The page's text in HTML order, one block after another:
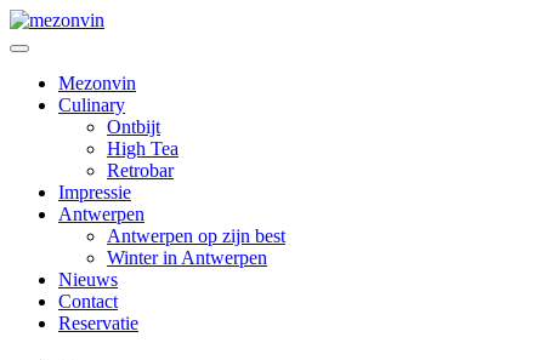
Skip
to
Mezonvin
Culinary
Ontbijt
High Tea
Retrobar
Impressie
Antwerpen
Antwerpen op zijn best
Winter in Antwerpen
Nieuws
Contact
Reservatie